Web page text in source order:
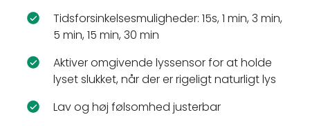
Tidsforsinkelsesmuligheder: 15s, 1 min, 3 min,
5 min, 15 min, 30 min
Aktiver omgivende lyssensor for at holde
lyset slukket, når der er rigeligt naturligt lys
Lav og høj følsomhed justerbar